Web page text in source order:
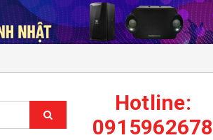
Hotline:
0915962678